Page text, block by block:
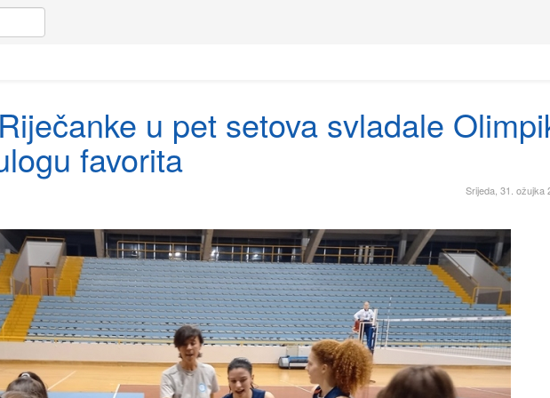
u pet setova svladale
favorita
Srijeda, 31. ožujka